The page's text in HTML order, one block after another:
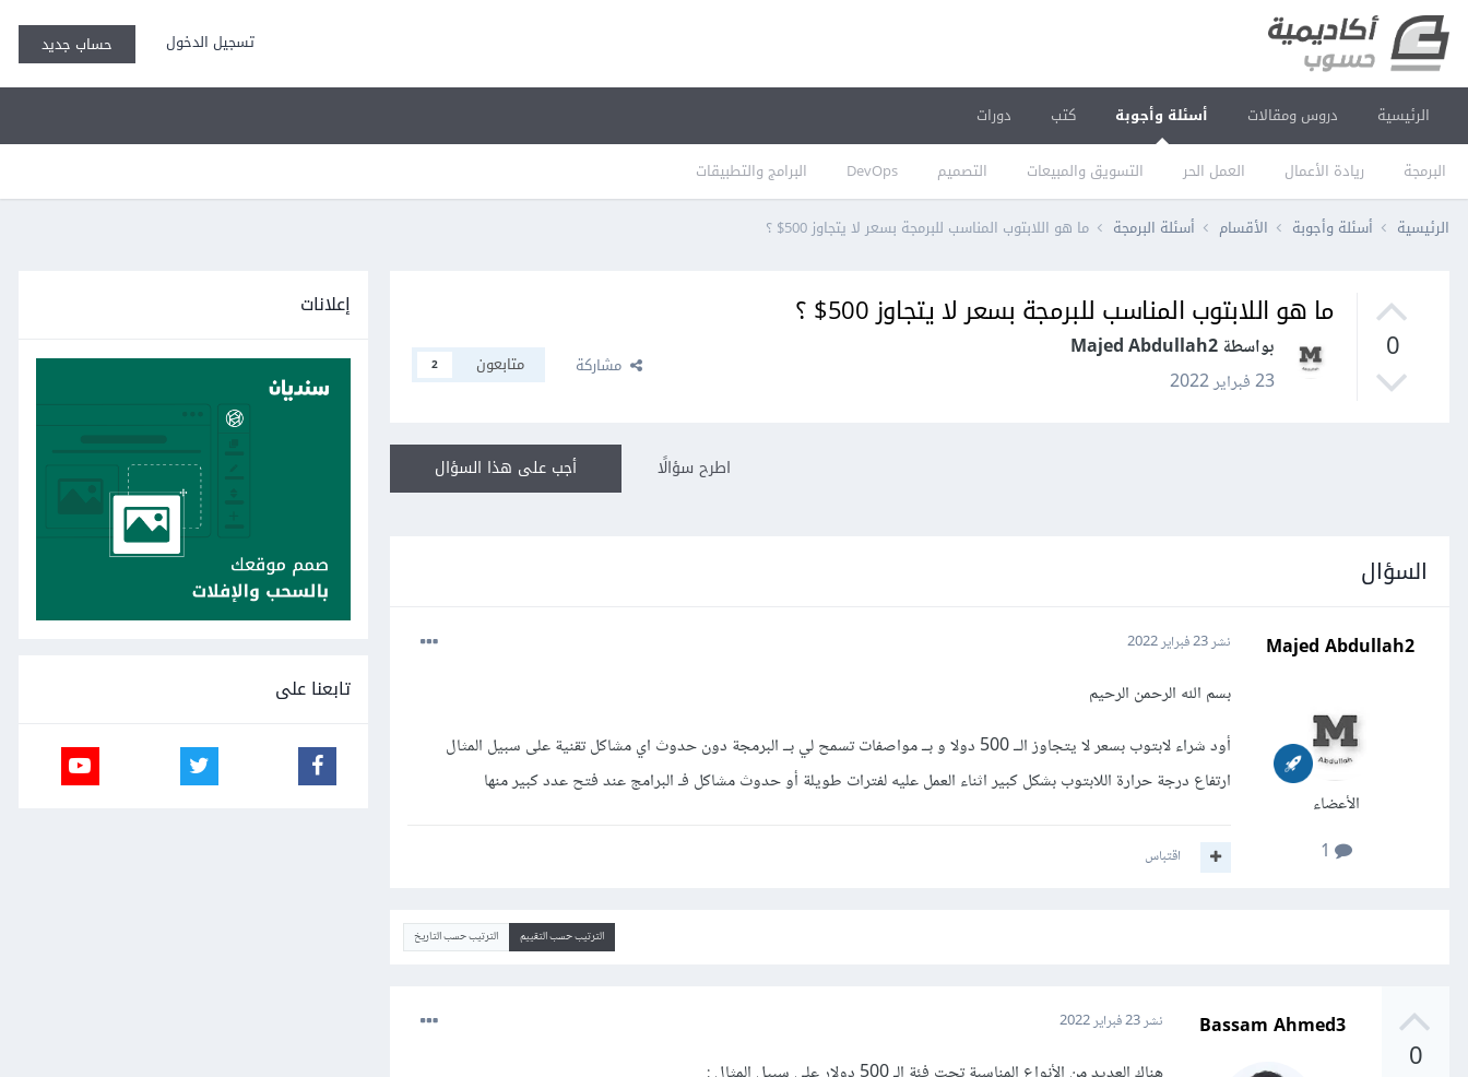
تسجيل الدخول حساب جديد
الرئيسية دروس ومقالات أسئلة وأجوبة
البرمجة ريادة الأعمال العمل الحر التسويق والمبيعات التصميم DevOps البرامج والتطبيقات
كتب دورات
الرئيسية أسئلة وأجوبة الأقسام أسئلة البرمجة ما هو اللابتوب المناسب للبرمجة بسعر لا يتجاوز 500$ ؟
0
ما هو اللابتوب المناسب للبرمجة بسعر لا يتجاوز 500$ ؟
بواسطة Majed Abdullah2
23 فبراير 2022
مشاركة متابعون 2
أجب على هذا السؤال اطرح سؤالًا
السؤال
Majed Abdullah2
الأعضاء
نشر23 فبراير 2022
بسم الله الرحمن الرحيم
أود شراء لابتوب بسعر لا يتجاوز الــ 500 دولا و بــ مواصفات تسمح لي بــ البرمجة دون حدوث اي مشاكل تقنية على سبيل المثال
ارتفاع درجة حرارة اللابتوب بشكل كبير اثناء العمل عليه لفترات طويلة أو حدوث مشاكل فـ البرامج عند فتح عدد كبير منها
اقتباس
الترتيب حسب التقييم الترتيب حسب التاريخ
0
Bassam Ahmed3 نشر23 فبراير 2022
إعلانات
تابعنا على